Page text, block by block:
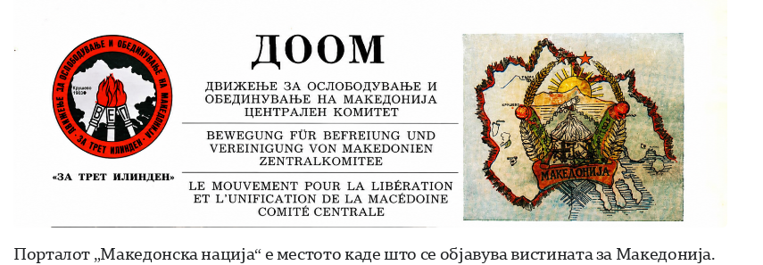
Порталот „Македонска нација“ е местото каде што се објавува вистината за Македонија.